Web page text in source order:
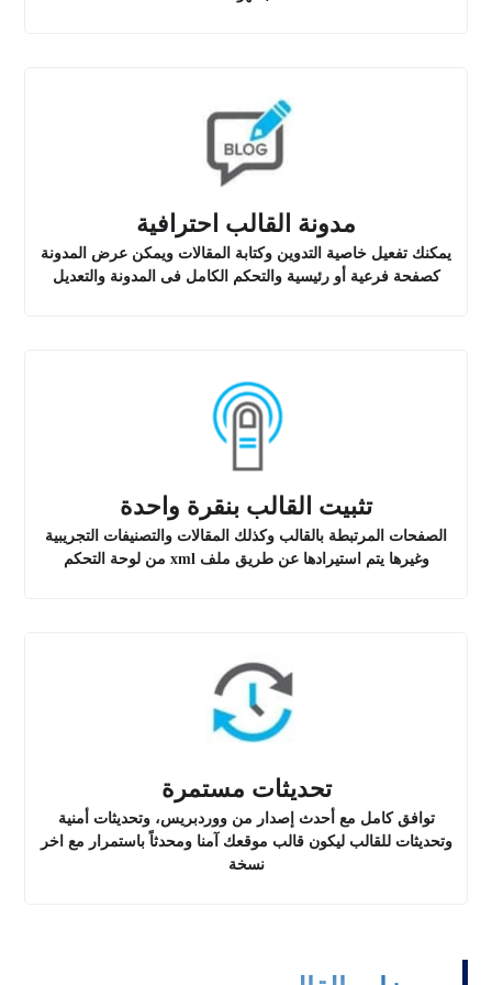
مدونة القالب احترافية
يمكنك تفعيل خاصية التدوين وكتابة المقالات ويمكن عرض المدونة
كصفحة فرعية أو رئيسية والتحكم الكامل فى المدونة والتعديل
تثبيت القالب بنقرة واحدة
الصفحات المرتبطة بالقالب وكذلك المقالات والتصنيفات التجريبية
وغيرها يتم استيرادها عن طريق ملف xml من لوحة التحكم
تحديثات مستمرة
توافق كامل مع أحدث إصدار من ووردبريس، وتحديثات أمنية
وتحديثات للقالب ليكون قالب موقعك آمنا ومحدثاً باستمرار مع اخر
نسخة